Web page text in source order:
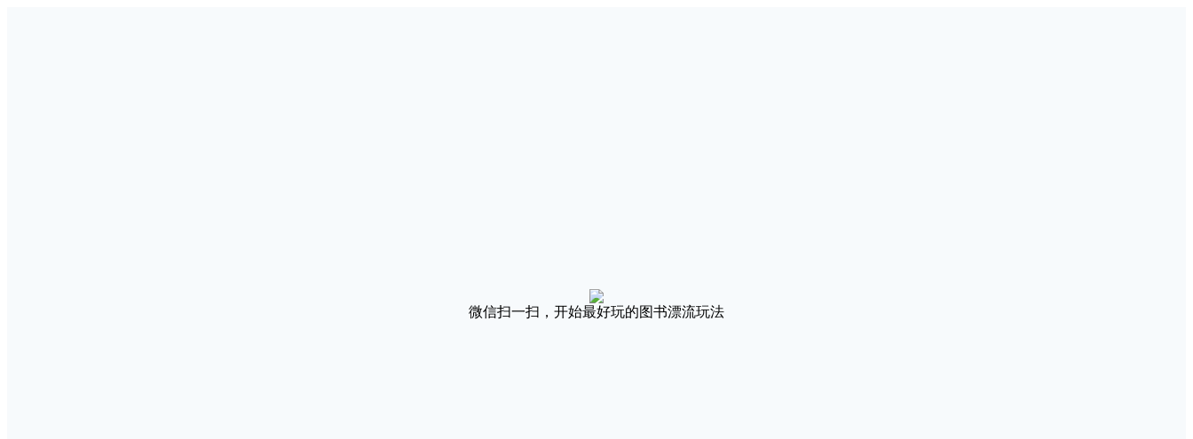
微信扫一扫，开始最好玩的图书漂流玩法